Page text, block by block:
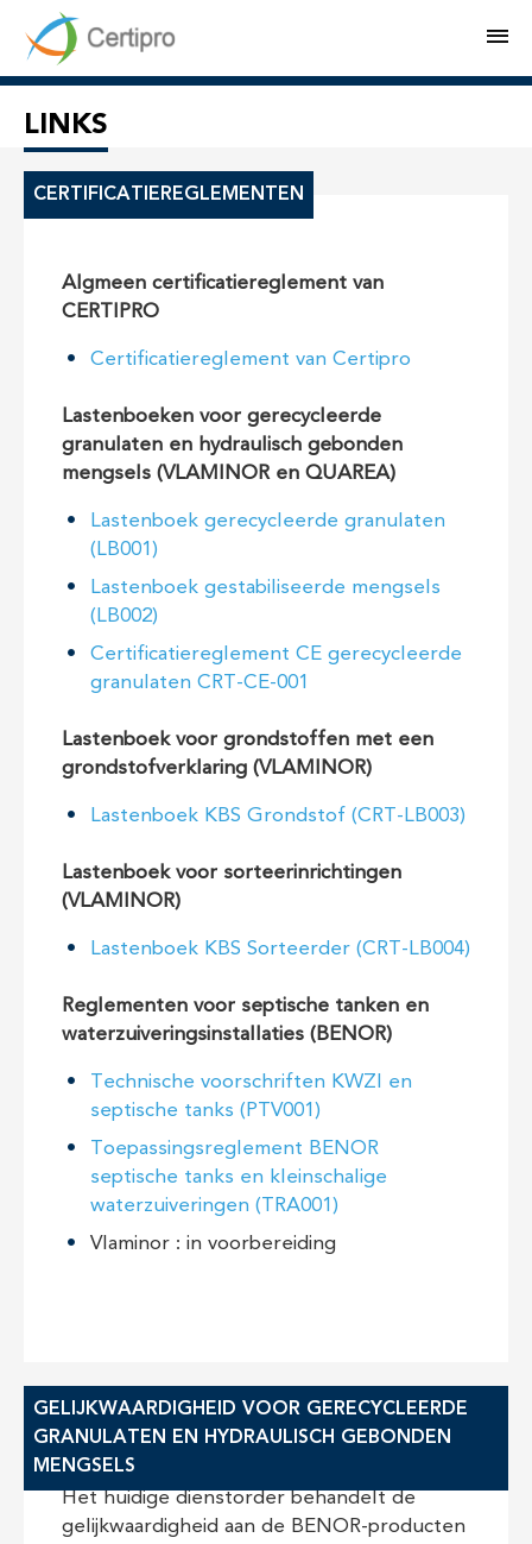
LINKS
CERTIFICATIEREGLEMENTEN
Algmeen certificatiereglement van
CERTIPRO
Certificatiereglement van Certipro
Lastenboeken voor gerecycleerde
granulaten en hydraulisch gebonden
mengsels (VLAMINOR en QUAREA)
Lastenboek gerecycleerde granulaten
(LB001)
Lastenboek gestabiliseerde mengsels
(LB002)
Certificatiereglement CE gerecycleerde
granulaten CRT-CE-001
Lastenboek voor grondstoffen met een
grondstofverklaring (VLAMINOR)
Lastenboek KBS Grondstof (CRT-LB003)
Lastenboek voor sorteerinrichtingen
(VLAMINOR)
Lastenboek KBS Sorteerder (CRT-LB004)
Reglementen voor septische tanken en
waterzuiveringsinstallaties (BENOR)
Technische voorschriften KWZI en
septische tanks (PTV001)
Toepassingsreglement BENOR
septische tanks en kleinschalige
waterzuiveringen (TRA001)
Vlaminor : in voorbereiding
GELIJKWAARDIGHEID VOOR GERECYCLEERDE
GRANULATEN EN HYDRAULISCH GEBONDEN
MENGSELS
Het huidige dienstorder behandelt de
gelijkwaardigheid aan de BENOR-producten